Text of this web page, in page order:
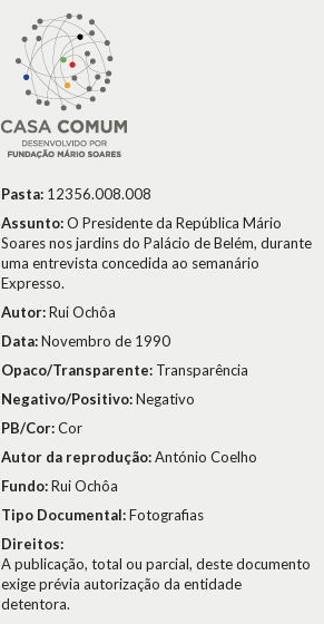
Pasta: 12356.008.008
Assunto:O Presidente da República Mário
Soares nos jardins do Palácio de Belém, durante
uma entrevista concedida ao semanário
Expresso.
Autor:Rui Ochôa
Data:Novembro de 1990
Opaco/Transparente: Transparência
Negativo/Positivo:Negativo
PB/Cor:Cor
Autor da reprodução:António Coelho
Fundo:Rui Ochôa
Tipo Documental:Fotografias
Direitos:
A publicação, total ou parcial, deste documento
exige prévia autorização da entidade
detentora.